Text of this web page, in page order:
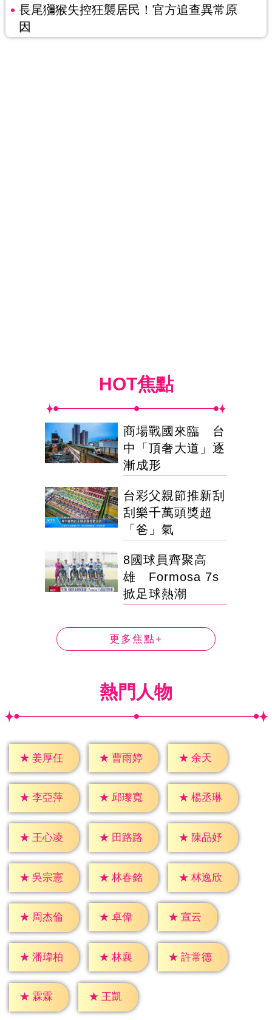
長尾獼猴失控狂襲居民！官方追查異常原
因
HOT焦點
商場戰國來臨 台
中「頂奢大道」逐
漸成形
台彩父親節推新刮
刮樂千萬頭獎超
「爸」氣
8國球員齊聚高
雄 Formosa 7s
掀足球熱潮
更多焦點+
熱門人物
★ 姜厚任 ★ 曹雨婷 ★ 余天
★ 李亞萍 ★ 邱瓈寬 ★ 楊丞琳
★ 王心凌 ★ 田路路 ★ 陳品妤
★ 吳宗憲 ★ 林春銘 ★ 林逸欣
★ 周杰倫 ★ 卓偉 ★ 宣云
★ 潘瑋柏 ★ 林襄 ★ 許常德
★ 霖霖 ★ 王凱